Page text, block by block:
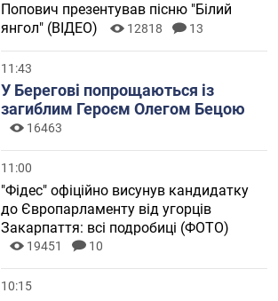
Попович презентував пісню "Білий
янгол" (ВІДЕО)
12818 13
11:43
У Берегові попрощаються із
загиблим Героєм Олегом Бецою
16463
11:00
"Фідес" офіційно висунув кандидатку
до Європарламенту від угорців
Закарпаття: всі подробиці (ФОТО)
19451 10
10:15